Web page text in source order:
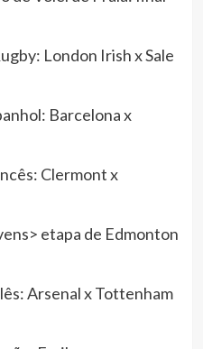
London Irish x Sale
Barcelona x
Clermont x
etapa de Edmonton
Arsenal x Tottenham